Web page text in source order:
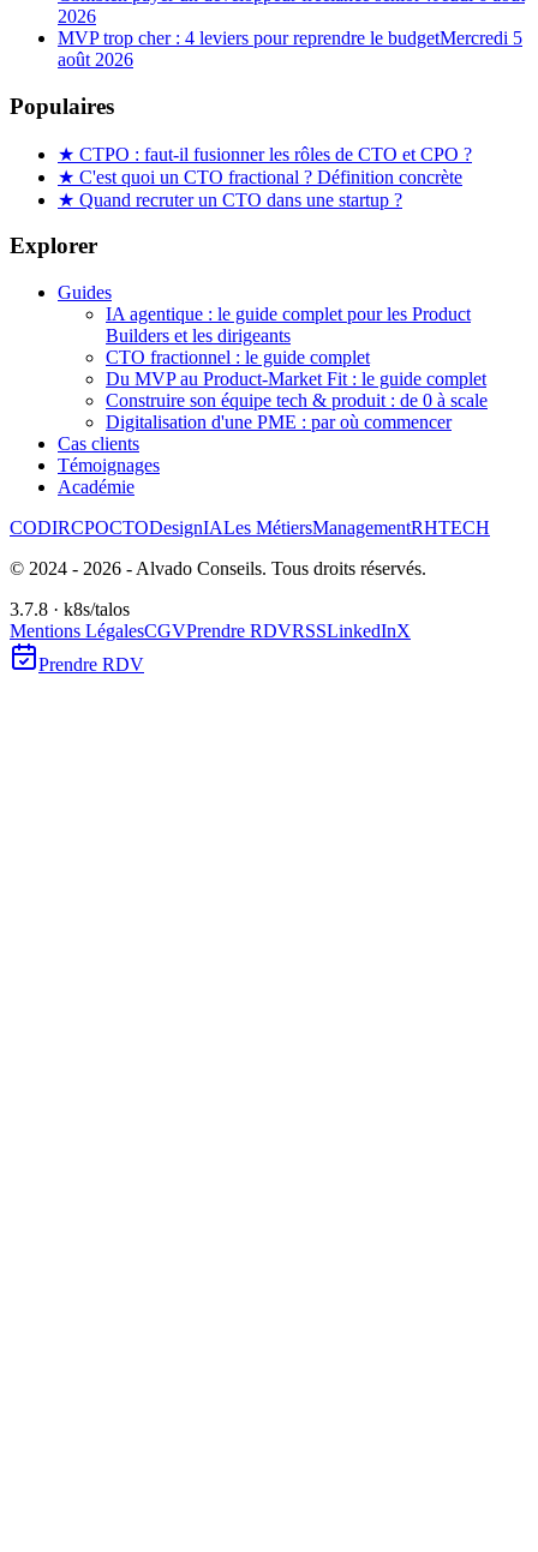
2026
MVP trop cher : 4 leviers pour reprendre le budgetMercredi 5
août 2026
Populaires
★ CTPO : faut-il fusionner les rôles de CTO et CPO ?
★ C'est quoi un CTO fractional ? Définition concrète
★ Quand recruter un CTO dans une startup ?
Explorer
Guides
IA agentique : le guide complet pour les Product
Builders et les dirigeants
CTO fractionnel : le guide complet
Du MVP au Product-Market Fit : le guide complet
Construire son équipe tech & produit : de 0 à scale
Digitalisation d'une PME : par où commencer
Cas clients
Témoignages
Académie
CODIRCPOCTODesignIALes MétiersManagementRHTECH
© 2024 - 2026 - Alvado Conseils. Tous droits réservés.
3.7.8 · k8s/talos
Mentions LégalesCGVPrendre RDVRSSLinkedInX
Prendre RDV